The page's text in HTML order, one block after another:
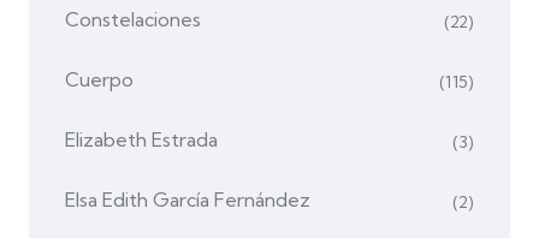
Constelaciones (22)
Cuerpo (115)
Elizabeth Estrada (3)
Elsa Edith García Fernández (2)